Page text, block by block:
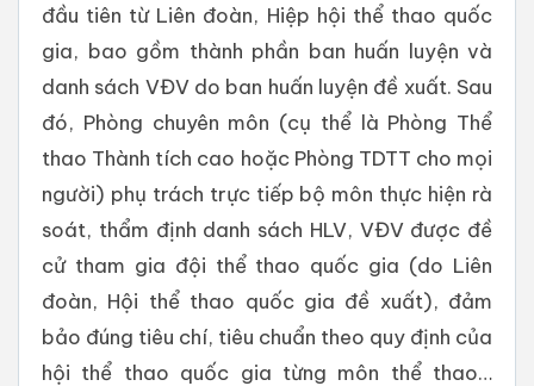
đầu tiên từ Liên đoàn, Hiệp hội thể thao quốc
gia, bao gồm thành phần ban huấn luyện và
danh sách VĐV do ban huấn luyện đề xuất. Sau
đó, Phòng chuyên môn (cụ thể là Phòng Thể
thao Thành tích cao hoặc Phòng TDTT cho mọi
người) phụ trách trực tiếp bộ môn thực hiện rà
soát, thẩm định danh sách HLV, VĐV được đề
cử tham gia đội thể thao quốc gia (do Liên
đoàn, Hội thể thao quốc gia đề xuất), đảm
bảo đúng tiêu chí, tiêu chuẩn theo quy định của
hội thể thao quốc gia từng môn thể thao…